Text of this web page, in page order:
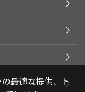
最適な提供、ト